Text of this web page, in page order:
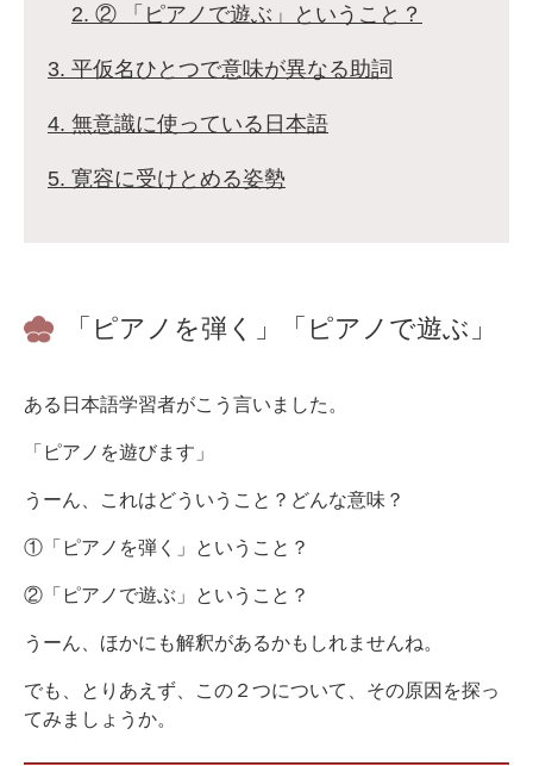
2. ② 「ピアノで遊ぶ」ということ？
3. 平仮名ひとつで意味が異なる助詞
4. 無意識に使っている日本語
5. 寛容に受けとめる姿勢
「ピアノを弾く」「ピアノで遊ぶ」
ある日本語学習者がこう言いました。
「ピアノを遊びます」
うーん、これはどういうこと？どんな意味？
①「ピアノを弾く」ということ？
②「ピアノで遊ぶ」ということ？
うーん、ほかにも解釈があるかもしれませんね。
でも、とりあえず、この２つについて、その原因を探っ
てみましょうか。